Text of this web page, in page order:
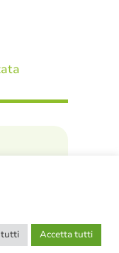
tutti Accetta tutti